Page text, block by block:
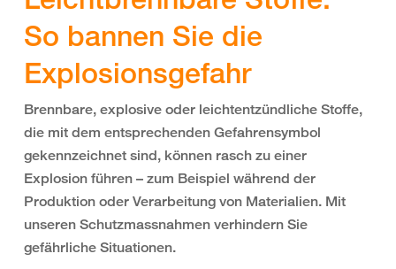
So bannen Sie die
Explosionsgefahr
Brennbare, explosive oder leichtentzündliche Stoffe,
die mit dem entsprechenden Gefahrensymbol
gekennzeichnet sind, können rasch zu einer
Explosion führen – zum Beispiel während der
Produktion oder Verarbeitung von Materialien. Mit
unseren Schutzmassnahmen verhindern Sie
gefährliche Situationen.